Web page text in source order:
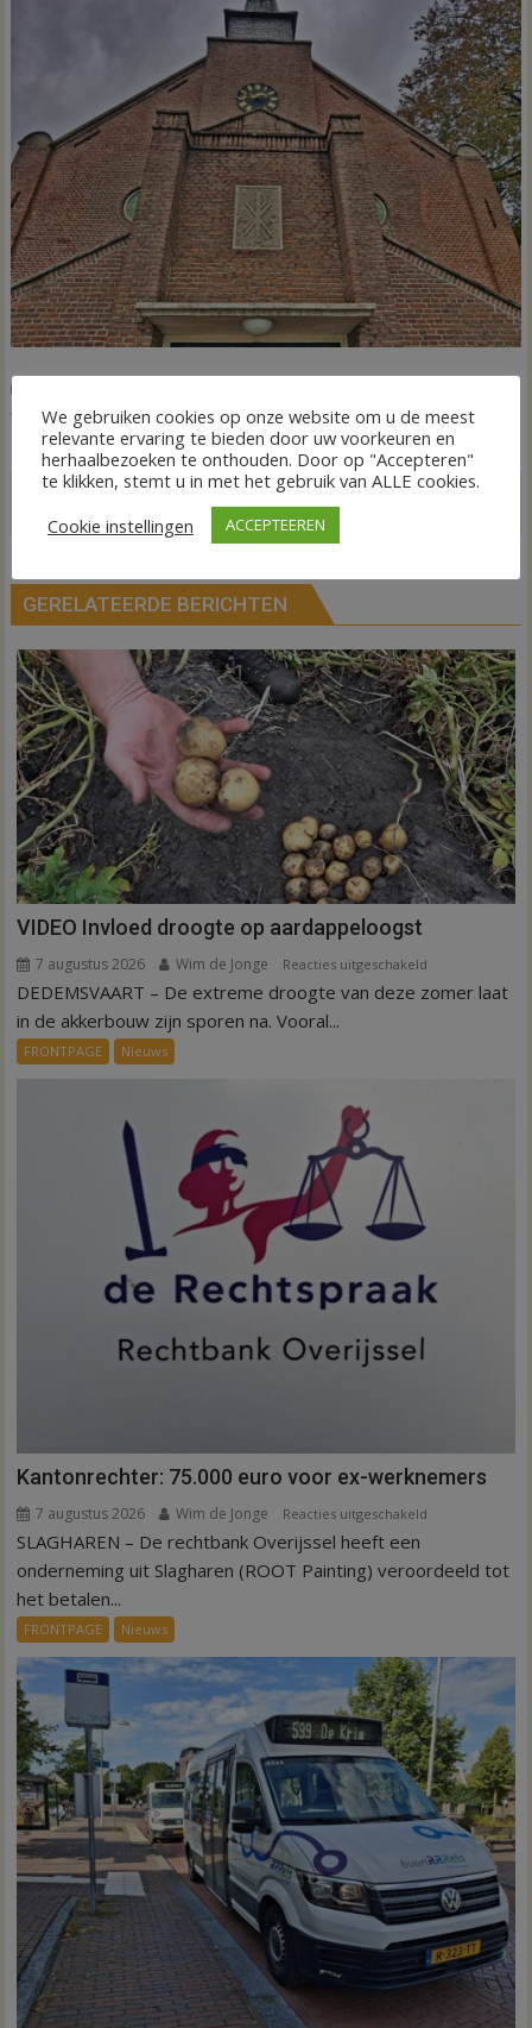
Wonen, woningbouw
Bericht
navigatie
TBS na aanval op personeel
Veldzicht
Marktstraat mogelijk definitief
dicht voor (vracht)auto’s
GERELATEERDE BERICHTEN
VIDEO Invloed droogte op aardappeloogst
7 augustus 2026 Wim de Jonge Reacties uitgeschakeld
VIDEO
DEDEMSVAART – De extreme droogte van deze zomer laat
in de akkerbouw zijn sporen na. Vooral...
FRONTPAGE Nieuws
Kantonrechter: 75.000 euro voor ex-werknemers
7 augustus 2026 Wim de Jonge Reacties uitgeschakeld
75.000
werknemers
SLAGHAREN – De rechtbank Overijssel heeft een
onderneming uit Slagharen (ROOT Painting) veroordeeld tot
het betalen...
FRONTPAGE Nieuws
We gebruiken cookies op onze website om u de meest
relevante ervaring te bieden door uw voorkeuren en
herhaalbezoeken te onthouden. Door op "Accepteren"
te klikken, stemt u in met het gebruik van ALLE cookies.
Cookie instellingen
ACCEPTEEREN